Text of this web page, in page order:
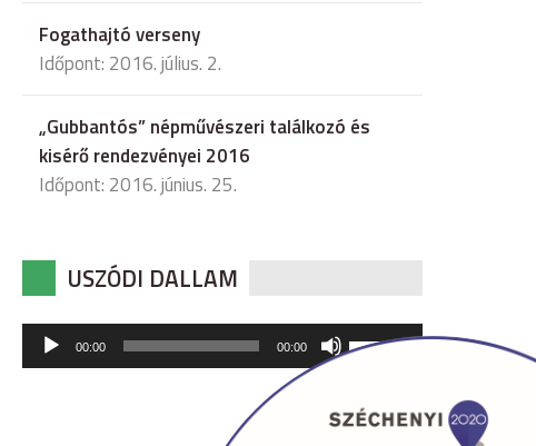
Fogathajtó verseny
Időpont: 2016. július. 2.
„Gubbantós” népművészeri találkozó és
kisérő rendezvényei 2016
Időpont: 2016. június. 25.
USZÓDI DALLAM
Audió
lejátszó
00:00 00:00
hangerő
csökkentéséhez